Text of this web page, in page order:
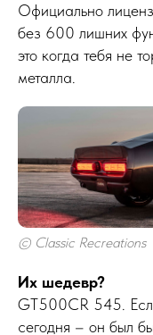
Официально
без 600 лишних
это когда тебя не
металла.
© Classic Recreations
Их шедевр?
GT500CR 545.
сегодня – он был